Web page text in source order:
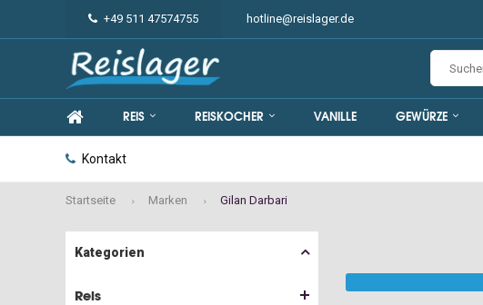
+49 511 47574755 hotline@reislager.de
REIS REISKOCHER VANILLE GEWÜRZE
Kontakt
Startseite Marken Gilan Darbari
Kategorien
Reis